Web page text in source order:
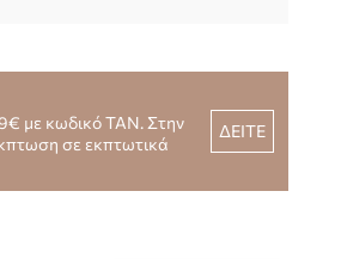
με κωδικό TAN. Στην
σε εκπτωτικά
ΔΕΙΤΕ